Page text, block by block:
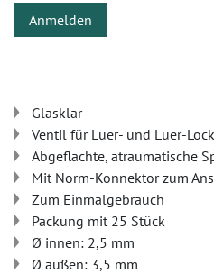
Anmelden
Glasklar
Ventil für Luer- und Luer-
Abgeflachte, atraumatische
Mit Norm-Konnektor zum
Zum Einmalgebrauch
Packung mit 25 Stück
Ø innen: 2,5 mm
Ø außen: 3,5 mm